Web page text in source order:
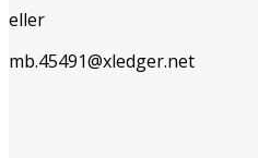
eller
mb.45491@xledger.net